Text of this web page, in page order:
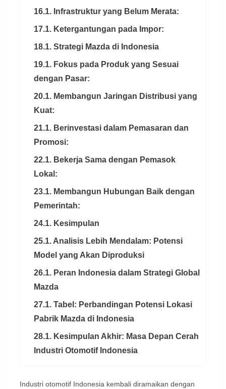
16.1. Infrastruktur yang Belum Merata:
17.1. Ketergantungan pada Impor:
18.1. Strategi Mazda di Indonesia
19.1. Fokus pada Produk yang Sesuai
dengan Pasar:
20.1. Membangun Jaringan Distribusi yang
Kuat:
21.1. Berinvestasi dalam Pemasaran dan
Promosi:
22.1. Bekerja Sama dengan Pemasok
Lokal:
23.1. Membangun Hubungan Baik dengan
Pemerintah:
24.1. Kesimpulan
25.1. Analisis Lebih Mendalam: Potensi
Model yang Akan Diproduksi
26.1. Peran Indonesia dalam Strategi Global
Mazda
27.1. Tabel: Perbandingan Potensi Lokasi
Pabrik Mazda di Indonesia
28.1. Kesimpulan Akhir: Masa Depan Cerah
Industri Otomotif Indonesia
Industri otomotif Indonesia kembali diramaikan dengan